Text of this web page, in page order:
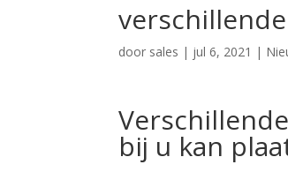
door sales | jul 6, 2021 |
bij u kan